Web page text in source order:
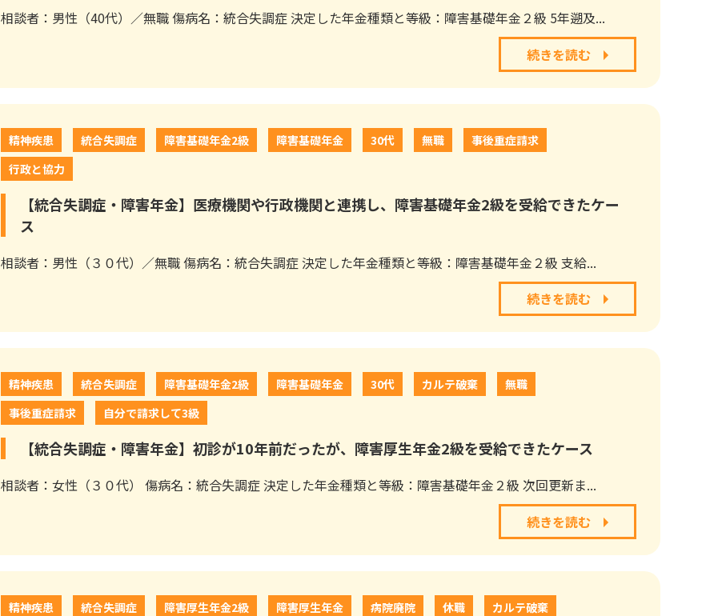
相談者：男性（40代）／無職 傷病名：統合失調症 決定した年金種類と等級：障害基礎年金２級 5年遡及...
続きを読む
精神疾患 統合失調症 障害基礎年金2級 障害基礎年金 30代 無職
事後重症請求
行政と協力
【統合失調症・障害年金】医療機関や行政機関と連携し、障害基礎年金2級を受給できたケー
ス
相談者：男性（３０代）／無職 傷病名：統合失調症 決定した年金種類と等級：障害基礎年金２級 支給...
続きを読む
精神疾患 統合失調症 障害基礎年金2級 障害基礎年金 30代 カルテ破棄
無職
事後重症請求
自分で請求して3級
【統合失調症・障害年金】初診が10年前だったが、障害厚生年金2級を受給できたケース
相談者：女性（３０代） 傷病名：統合失調症 決定した年金種類と等級：障害基礎年金２級 次回更新ま...
続きを読む
精神疾患 統合失調症 障害厚生年金2級 障害厚生年金 病院廃院 休職
カルテ破棄